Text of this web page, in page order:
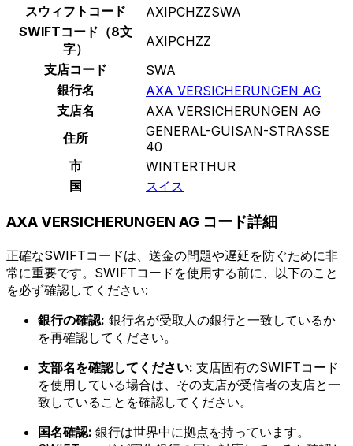
スウィフトコード
AXIPCHZZSWA
SWIFTコード（8文
字）
AXIPCHZZ
支店コード
SWA
銀行名
AXA VERSICHERUNGEN AG
支店名
AXA VERSICHERUNGEN AG
住所
GENERAL-GUISAN-STRASSE
40
市
WINTERTHUR
国
スイス
AXA VERSICHERUNGEN AG コード詳細
正確なSWIFTコードは、送金の問題や遅延を防ぐために非
常に重要です。SWIFTコードを使用する前に、以下のこと
を必ず確認してください:
銀行の確認: 銀行名が受取人の銀行と一致しているか
を再確認してください。
支部名を確認してください: 支店固有のSWIFTコード
を使用している場合は、その支店が受信者の支店と一
致していることを確認してください。
国名確認: 銀行は世界中に拠点を持っています。